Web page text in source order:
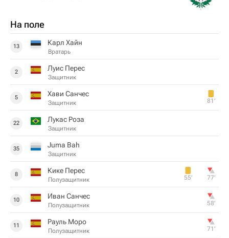
На поле
13 Карл Хайн
Вратарь
2 Луис Перес
Защитник
5 Хави Санчес
Защитник 81‎’‎
22 Лукас Роза
Защитник
35 Juma Bah
Защитник
8 Кике Перес
Полузащитник 55‎’‎ 77‎’‎
10 Иван Санчес
Полузащитник 58‎’‎
11 Рауль Моро
Полузащитник 71‎’‎